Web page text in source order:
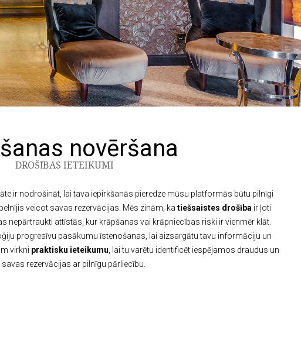
novēršana
DROŠĪBAS IETEIKUMI
ir nodrošināt, lai tava iepirkšanās pieredze mūsu platformās būtu pilnīgi
veicot savas rezervācijas. Mēs zinām, katiešsaistes drošība ir ļoti
nepārtraukti attīstās, kur krāpšanas vai krāpniecības riski ir vienmēr klāt.
progresīvu pasākumu īstenošanas, lai aizsargātu tavu informāciju un
virkni praktisku ieteikumu , lai tu varētu identificēt iespējamos draudus un
savas rezervācijas ar pilnīgu pārliecību.